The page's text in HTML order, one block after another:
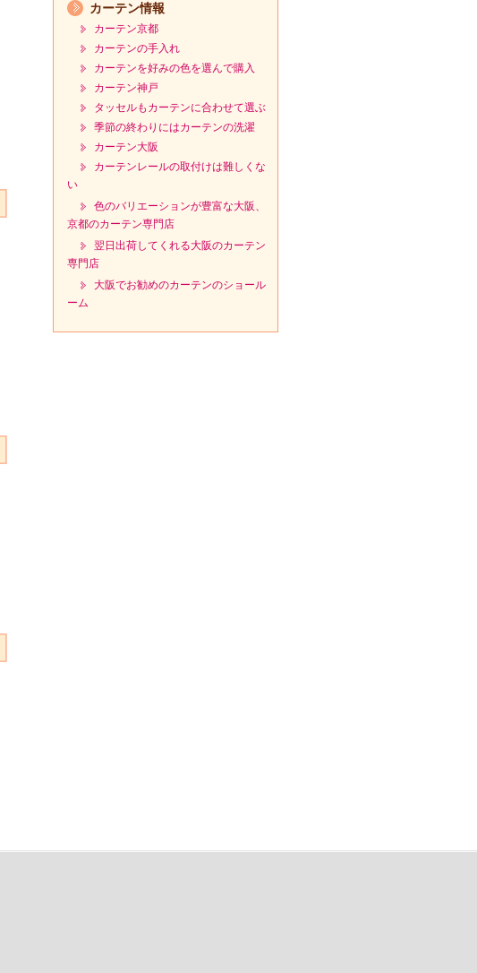
カーテン情報
カーテン京都
カーテンの手入れ
カーテンを好みの色を選んで購入
カーテン神戸
タッセルもカーテンに合わせて選ぶ
季節の終わりにはカーテンの洗濯
カーテン大阪
カーテンレールの取付けは難しくな
い
色のバリエーションが豊富な大阪、
京都のカーテン専門店
翌日出荷してくれる大阪のカーテン
専門店
大阪でお勧めのカーテンのショール
ーム